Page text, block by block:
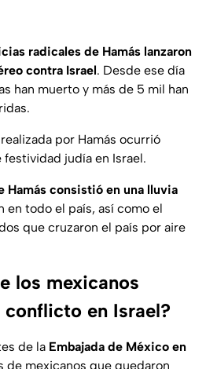
radicales de Hamás lanzaron
contra Israel. Desde ese día
han muerto y más de 5 mil han
por Hamás ocurrió
judía en Israel.
Hamás consistió en una lluvia
en todo el país, así como el
que cruzaron el país por aire
los mexicanos
en Israel?
de la Embajada de México en
de mexicanos que quedaron